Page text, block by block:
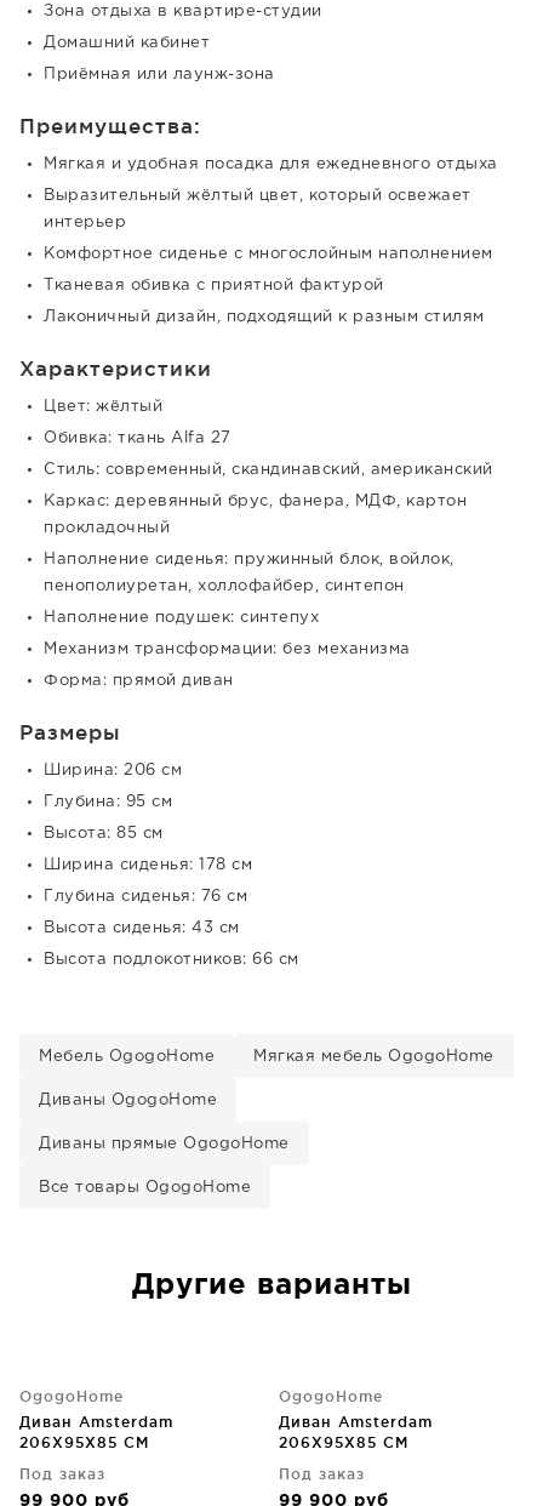
Зона отдыха в квартире-студии
Домашний кабинет
Приёмная или лаунж-зона
Преимущества:
Мягкая и удобная посадка для ежедневного отдыха
Выразительный жёлтый цвет, который освежает
интерьер
Комфортное сиденье с многослойным наполнением
Тканевая обивка с приятной фактурой
Лаконичный дизайн, подходящий к разным стилям
Характеристики
Цвет: жёлтый
Обивка: ткань Alfa 27
Стиль: современный, скандинавский, американский
Каркас: деревянный брус, фанера, МДФ, картон
прокладочный
Наполнение сиденья: пружинный блок, войлок,
пенополиуретан, холлофайбер, синтепон
Наполнение подушек: синтепух
Механизм трансформации: без механизма
Форма: прямой диван
Размеры
Ширина: 206 см
Глубина: 95 см
Высота: 85 см
Ширина сиденья: 178 см
Глубина сиденья: 76 см
Высота сиденья: 43 см
Высота подлокотников: 66 см
Мебель OgogoHome Мягкая мебель OgogoHome
Диваны OgogoHome
Диваны прямые OgogoHome
Все товары OgogoHome
Другие варианты
OgogoHome
Диван Amsterdam
206X95X85 CM
Под заказ
99 900 руб
OgogoHome
Диван Amsterdam
206X95X85 CM
Под заказ
99 900 руб